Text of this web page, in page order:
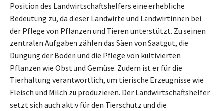
Position des Landwirtschaftshelfers eine erhebliche
Bedeutung zu, da dieser Landwirte und Landwirtinnen bei
der Pflege von Pflanzen und Tieren unterstützt. Zu seinen
zentralen Aufgaben zählen das Säen von Saatgut, die
Düngung der Böden und die Pflege von kultivierten
Pflanzen wie Obst und Gemüse. Zudem ist er für die
Tierhaltung verantwortlich, um tierische Erzeugnisse wie
Fleisch und Milch zu produzieren. Der Landwirtschaftshelfer
setzt sich auch aktiv für den Tierschutz und die